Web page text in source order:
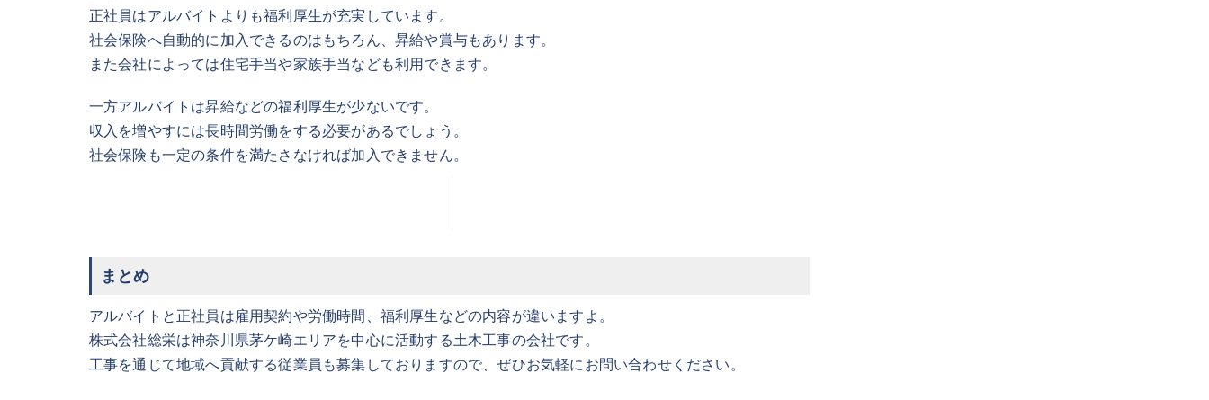
正社員はアルバイトよりも福利厚生が充実しています。
社会保険へ自動的に加入できるのはもちろん、昇給や賞与もあります。
また会社によっては住宅手当や家族手当なども利用できます。
一方アルバイトは昇給などの福利厚生が少ないです。
収入を増やすには長時間労働をする必要があるでしょう。
社会保険も一定の条件を満たさなければ加入できません。
まとめ
アルバイトと正社員は雇用契約や労働時間、福利厚生などの内容が違いますよ。
株式会社総栄は神奈川県茅ケ崎エリアを中心に活動する土木工事の会社です。
工事を通じて地域へ貢献する従業員も募集しておりますので、ぜひお気軽にお問い合わせください。